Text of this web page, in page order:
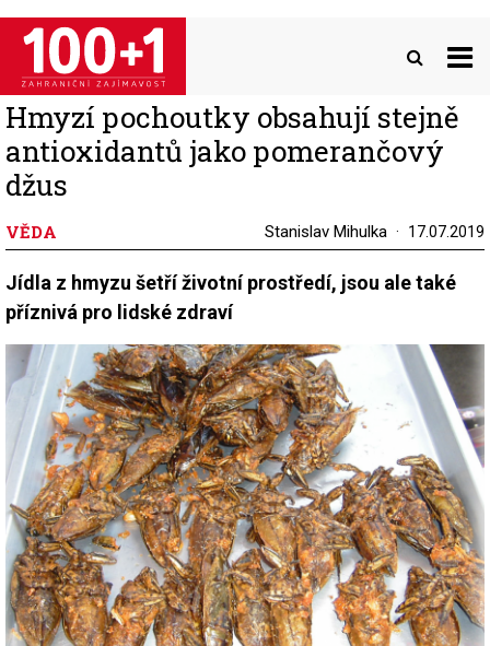
Přejít
hlavnímu
obsahu
Hmyzí pochoutky obsahují stejně
antioxidantů jako pomerančový
džus
VĚDA Stanislav Mihulka 17.07.2019
Jídla z hmyzu šetří životní prostředí, jsou ale také
příznivá pro lidské zdraví